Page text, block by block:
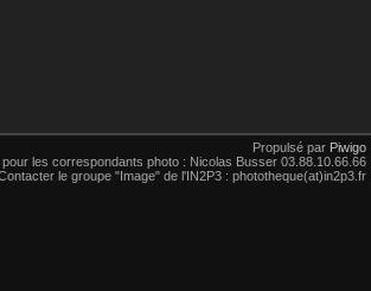
Propulsé par Piwigo
pour les correspondants photo : Nicolas Busser 03.88.10.66.66
le groupe "Image" de l'IN2P3 : phototheque(at)in2p3.fr